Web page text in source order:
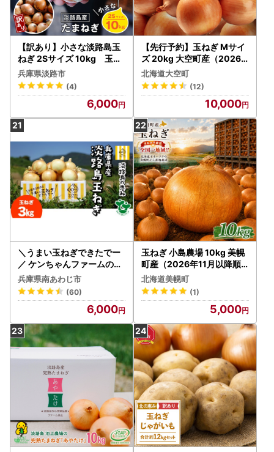
【訳あり】小さな淡路島玉
ねぎ 2Sサイズ 10kg 玉ね
ぎ
兵庫県淡路市
(4)
6,000
【先行予約】玉ねぎ Mサイ
ズ 20kg 大空町産（2026
年11月以降順次発送） OSR
010 | 玉ねぎ
北海道大空町
(12)
10,000
＼うまい玉ねぎできたでー
／ ケンちゃんファームの特
別栽培・玉ねぎ3キロ ～ひ
ょうご安心ブランド認証取
得～ ◆配送7月～翌年1月
兵庫県南あわじ市
(60)
6,000
玉ねぎ 小島農場 10kg 美幌
町産（2026年11月以降順
次発送） AW005 | 玉ねぎ
北海道美幌町
(1)
5,000